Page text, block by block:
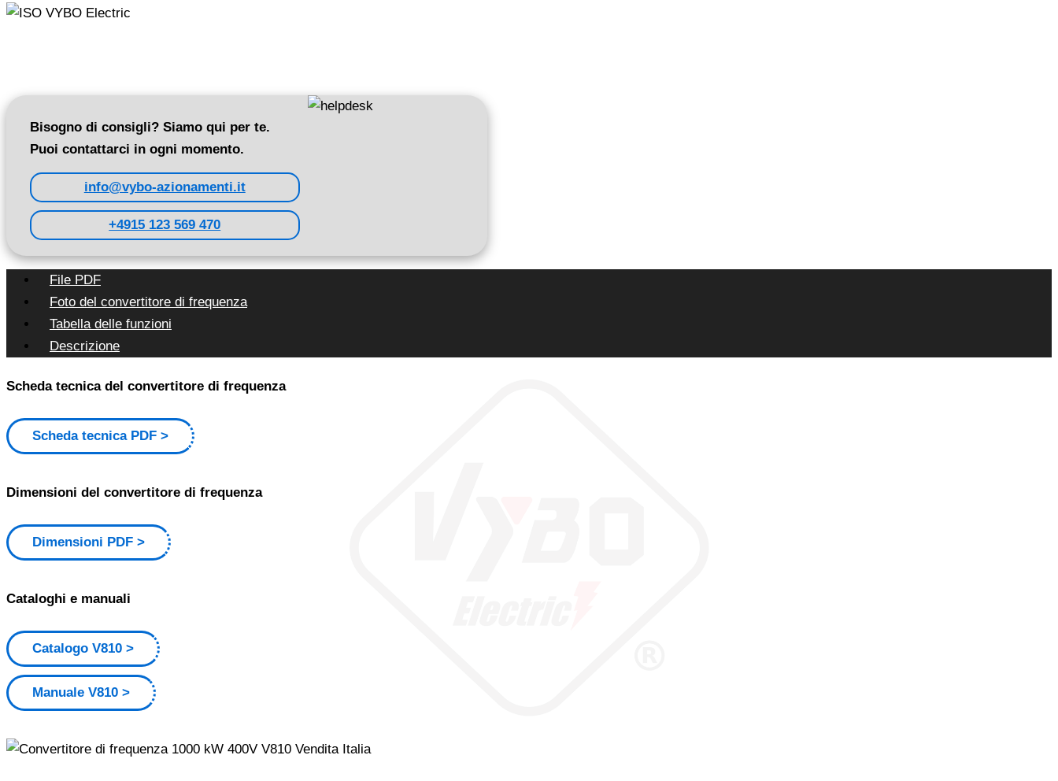
Bisogno di consigli? Siamo qui per te.
Puoi contattarci in ogni momento.
info@vybo-azionamenti.it
+4915 123 569 470
File PDF
Foto del convertitore di frequenza
Tabella delle funzioni
Descrizione
Scheda tecnica del convertitore di frequenza
Scheda tecnica PDF
Dimensioni del convertitore di frequenza
Dimensioni PDF
Cataloghi e manuali
Catalogo V810
Manuale V810